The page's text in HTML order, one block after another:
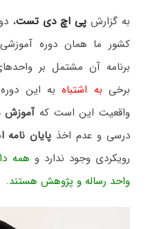
به گزارشپی اچ دی تست،
کشور ما همان دوره
برنامه آن مشتمل بر
برخی به اشتباهبه این دوره
واقعیت این است کهآموزش
درسی و عدم اخذ پایان نامه ا
رویکردی وجود ندارد و همه
واحد رساله و پژوهش هستند.